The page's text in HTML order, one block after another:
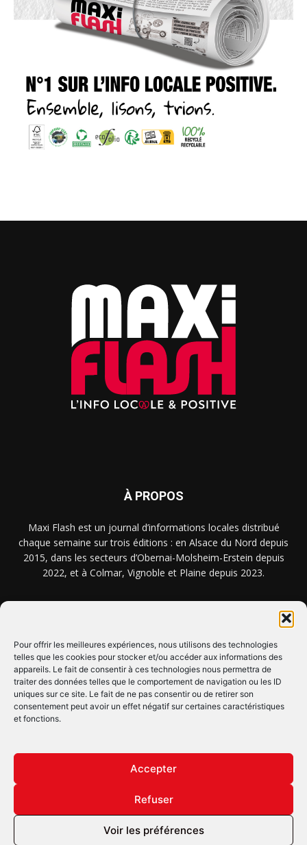
Pour offrir les meilleures expériences, nous utilisons des technologies
telles que les cookies pour stocker et/ou accéder aux informations des
appareils. Le fait de consentir à ces technologies nous permettra de
traiter des données telles que le comportement de navigation ou les ID
uniques sur ce site. Le fait de ne pas consentir ou de retirer son
consentement peut avoir un effet négatif sur certaines caractéristiques
et fonctions.
Accepter
Refuser
Voir les préférences
À PROPOS
Maxi Flash est un journal d’informations locales distribué
chaque semaine sur trois éditions : en Alsace du Nord depuis
2015, dans les secteurs d’Obernai-Molsheim-Erstein depuis
2022, et à Colmar, Vignoble et Plaine depuis 2023.
CLIQUEZ ICI !
SUIVEZ-NOUS !
© Copyright © 2022 Maxi Flash